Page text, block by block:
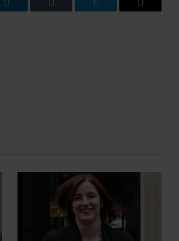
LinkedIn Tumblr Telegram Email